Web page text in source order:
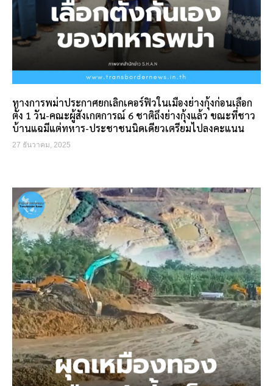
ทางการพม่าประกาศยกเลิกเคอร์ฟิวในเมืองย่างกุ้งก่อนเลือก
ตั้ง 1 วัน-คณะผู้สังเกตการณ์ 6 ชาติถึงย่างกุ้งแล้ว ขณะที่ชาว
บ้านแฉมีแต่ทหาร-ประชาชนนิดเดียวเตรียมไปลงคะแนน
27 ธันวาคม, 2025